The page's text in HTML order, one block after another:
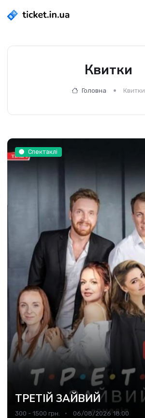
Квитки
Головна Квитки
Спектаклі
ТРЕТІЙ ЗАЙВИЙ
300 - 1500 грн. 06/08/2026 18:00